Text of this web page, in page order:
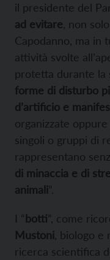
il presidente del
ad evitare , non
Capodanno, ma in
attività svolte
protetta durante la
forme di disturbo
d’artificio e
organizzate
singoli o gruppi di
rappresentano
di minaccia e di
animali”.
I “botti”, come
Mustoni , biologo
ricerca scientifica